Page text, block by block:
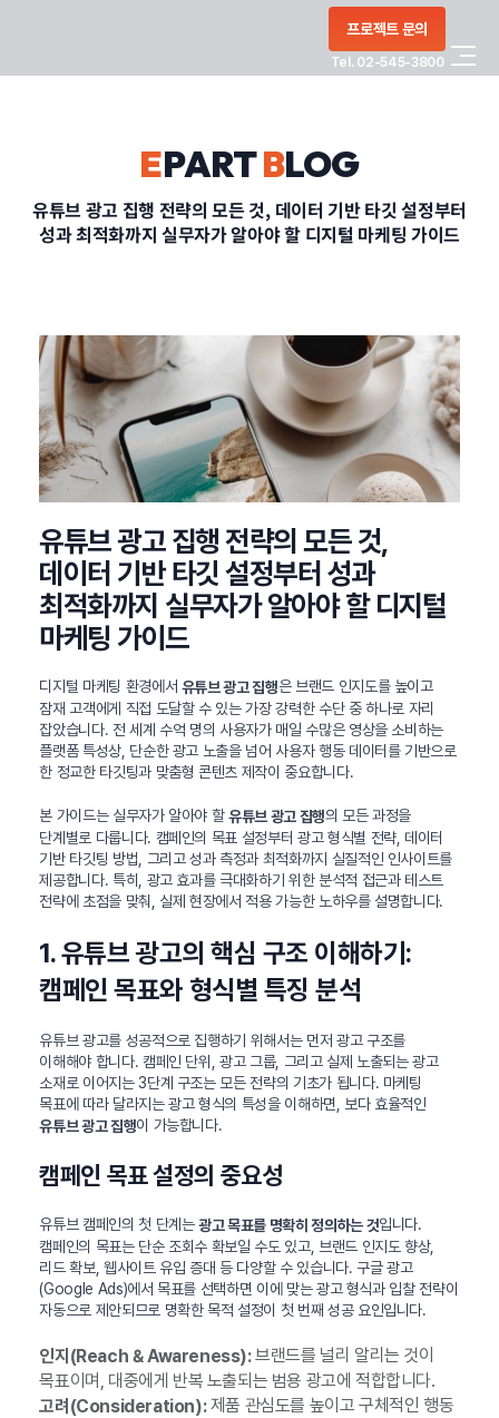
프로젝트 문의
Tel. 02-545-3800
PORTFOLIO
CONTACT
정부지원사업
EPARTBLOG
유튜브 광고 집행 전략의 모든 것, 데이터 기반 타깃 설정부터
성과 최적화까지 실무자가 알아야 할 디지털 마케팅 가이드
유튜브 광고 집행 전략의 모든 것,
데이터 기반 타깃 설정부터 성과
최적화까지 실무자가 알아야 할 디지털
마케팅 가이드
디지털 마케팅 환경에서 유튜브 광고 집행은 브랜드 인지도를 높이고
잠재 고객에게 직접 도달할 수 있는 가장 강력한 수단 중 하나로 자리
잡았습니다. 전 세계 수억 명의 사용자가 매일 수많은 영상을 소비하는
플랫폼 특성상, 단순한 광고 노출을 넘어 사용자 행동 데이터를 기반으로
한 정교한 타깃팅과 맞춤형 콘텐츠 제작이 중요합니다.
본 가이드는 실무자가 알아야 할유튜브 광고 집행의 모든 과정을
단계별로 다룹니다. 캠페인의 목표 설정부터 광고 형식별 전략, 데이터
기반 타깃팅 방법, 그리고 성과 측정과 최적화까지 실질적인 인사이트를
제공합니다. 특히, 광고 효과를 극대화하기 위한 분석적 접근과 테스트
전략에 초점을 맞춰, 실제 현장에서 적용 가능한 노하우를 설명합니다.
1. 유튜브 광고의 핵심 구조 이해하기:
캠페인 목표와 형식별 특징 분석
유튜브 광고를 성공적으로 집행하기 위해서는 먼저 광고 구조를
이해해야 합니다. 캠페인 단위, 광고 그룹, 그리고 실제 노출되는 광고
소재로 이어지는 3단계 구조는 모든 전략의 기초가 됩니다. 마케팅
목표에 따라 달라지는 광고 형식의 특성을 이해하면, 보다 효율적인
유튜브 광고 집행이 가능합니다.
캠페인 목표 설정의 중요성
유튜브 캠페인의 첫 단계는광고 목표를 명확히 정의하는 것입니다.
캠페인의 목표는 단순 조회수 확보일 수도 있고, 브랜드 인지도 향상,
리드 확보, 웹사이트 유입 증대 등 다양할 수 있습니다. 구글 광고
(Google Ads)에서 목표를 선택하면 이에 맞는 광고 형식과 입찰 전략이
자동으로 제안되므로 명확한 목적 설정이 첫 번째 성공 요인입니다.
인지(Reach & Awareness):브랜드를 널리 알리는 것이
목표이며, 대중에게 반복 노출되는 범용 광고에 적합합니다.
고려(Consideration):제품 관심도를 높이고 구체적인 행동